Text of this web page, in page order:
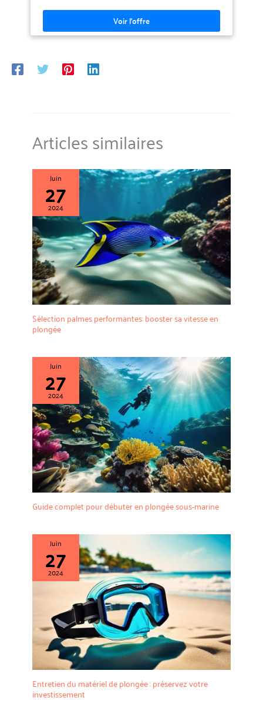
populaires comme CRESSI et Mares, ces sangles peuvent être
utilisées avec divers modèles de palmes. Veuillez vous assurer
que la taille de la base de la boucle d'aileron correspond à moins
de 1 mm de la boucle d'origine pour plus de compatibilité. Ne
pour résister aux conditions difficiles de la plongée sous-marine.
Les matériaux offrent flexibilité, confort et fiabilité, améliorant
Articles similaires
Juin
27
2024
Sélection palmes performantes: booster sa vitesse en
plongée
Juin
27
2024
Guide complet pour débuter en plongée sous-marine
Juin
27
2024
Entretien du matériel de plongée : préservez votre
investissement